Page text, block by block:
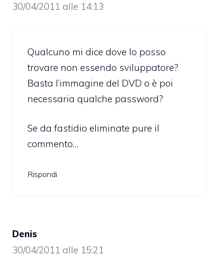
30/04/2011 alle 14:13
Qualcuno mi dice dove lo posso
trovare non essendo sviluppatore?
Basta l’immagine del DVD o è poi
necessaria qualche password?
Se da fastidio eliminate pure il
commento…
Rispondi
Denis
30/04/2011 alle 15:21